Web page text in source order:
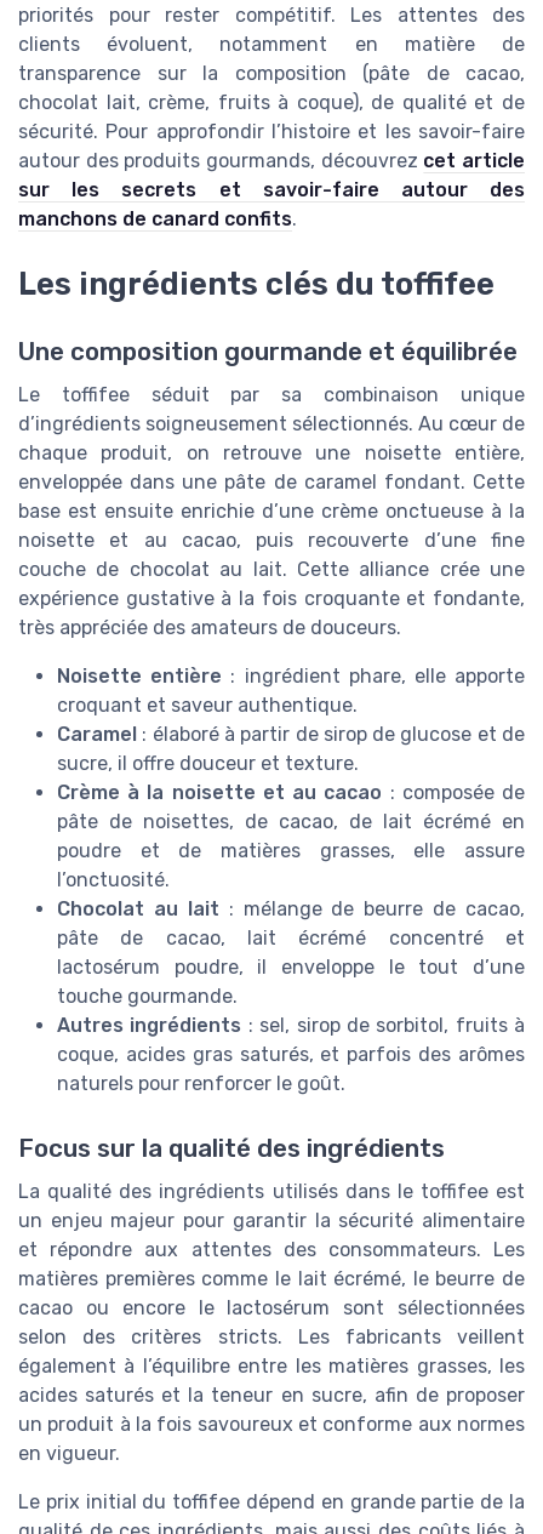
priorités pour rester compétitif. Les attentes des
clients évoluent, notamment en matière de
transparence sur la composition (pâte de cacao,
chocolat lait, crème, fruits à coque), de qualité et de
sécurité. Pour approfondir l’histoire et les savoir-faire
autour des produits gourmands, découvrez cet article
sur les secrets et savoir-faire autour des
manchons de canard confits.
Les ingrédients clés du toffifee
Une composition gourmande et équilibrée
Le toffifee séduit par sa combinaison unique
d’ingrédients soigneusement sélectionnés. Au cœur de
chaque produit, on retrouve une noisette entière,
enveloppée dans une pâte de caramel fondant. Cette
base est ensuite enrichie d’une crème onctueuse à la
noisette et au cacao, puis recouverte d’une fine
couche de chocolat au lait. Cette alliance crée une
expérience gustative à la fois croquante et fondante,
très appréciée des amateurs de douceurs.
Noisette entière : ingrédient phare, elle apporte
croquant et saveur authentique.
Caramel : élaboré à partir de sirop de glucose et de
sucre, il offre douceur et texture.
Crème à la noisette et au cacao : composée de
pâte de noisettes, de cacao, de lait écrémé en
poudre et de matières grasses, elle assure
l’onctuosité.
Chocolat au lait : mélange de beurre de cacao,
pâte de cacao, lait écrémé concentré et
lactosérum poudre, il enveloppe le tout d’une
touche gourmande.
Autres ingrédients : sel, sirop de sorbitol, fruits à
coque, acides gras saturés, et parfois des arômes
naturels pour renforcer le goût.
Focus sur la qualité des ingrédients
La qualité des ingrédients utilisés dans le toffifee est
un enjeu majeur pour garantir la sécurité alimentaire
et répondre aux attentes des consommateurs. Les
matières premières comme le lait écrémé, le beurre de
cacao ou encore le lactosérum sont sélectionnées
selon des critères stricts. Les fabricants veillent
également à l’équilibre entre les matières grasses, les
acides saturés et la teneur en sucre, afin de proposer
un produit à la fois savoureux et conforme aux normes
en vigueur.
Le prix initial du toffifee dépend en grande partie de la